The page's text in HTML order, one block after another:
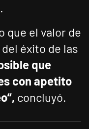
que el valor de
éxito de las
que
con apetito
concluyó.